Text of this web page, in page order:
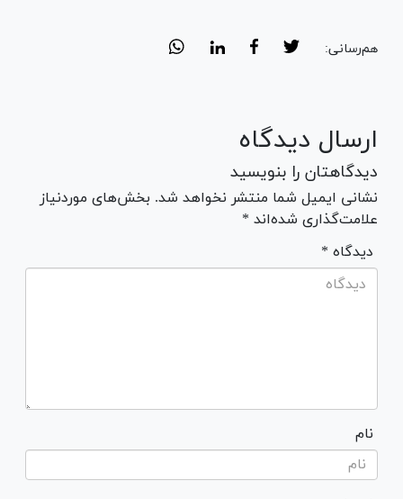
هم‌رسانی:
ارسال دیدگاه
دیدگاهتان را بنویسید
نشانی ایمیل شما منتشر نخواهد شد. بخش‌های موردنیاز
علامت‌گذاری شده‌اند *
* دیدگاه
نام